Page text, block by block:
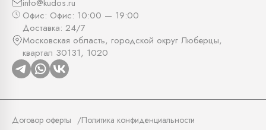
info@kudos.ru
Офис: Офис: 10:00 — 19:00
Доставка: 24/7
Московская область, городской округ Люберцы,
квартал 30131, 1020
Договор оферты Политика конфиденциальности